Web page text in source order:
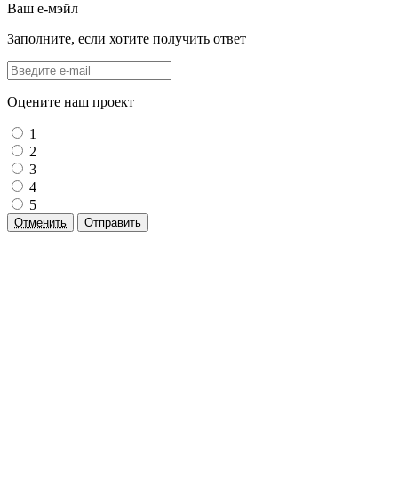
Ваш е-мэйл
Заполните, если хотите получить ответ
Оцените наш проект
1
2
3
4
5
Отменить Отправить